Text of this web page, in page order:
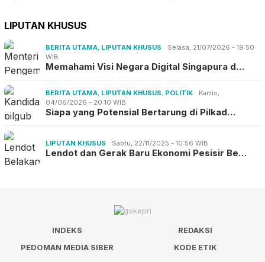
LIPUTAN KHUSUS
BERITA UTAMA, LIPUTAN KHUSUS
Selasa, 21/07/2026 - 19:50
WIB
Memahami Visi Negara Digital Singapura d…
BERITA UTAMA, LIPUTAN KHUSUS, POLITIK
Kamis,
04/06/2026 - 20:10 WIB
Siapa yang Potensial Bertarung di Pilkad…
LIPUTAN KHUSUS Sabtu, 22/11/2025 - 10:56 WIB
Lendot dan Gerak Baru Ekonomi Pesisir Be…
INDEKS
REDAKSI
PEDOMAN MEDIA SIBER
KODE ETIK